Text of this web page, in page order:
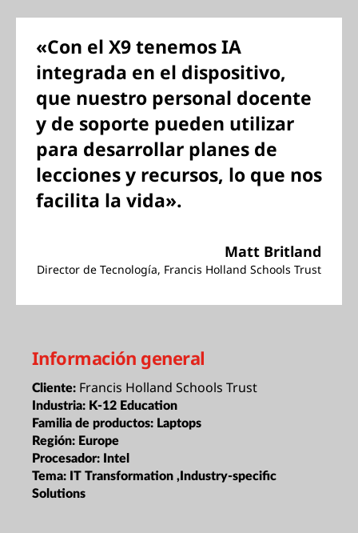
«Con el X9 tenemos IA
integrada en el dispositivo,
que nuestro personal docente
y de soporte pueden utilizar
para desarrollar planes de
lecciones y recursos, lo que nos
facilita la vida».
Matt Britland
Director de Tecnología, Francis Holland Schools Trust
Información general
Cliente: Francis Holland Schools Trust
Industria: K-12 Education
Familia de productos: Laptops
Región: Europe
Procesador: Intel
Tema: IT Transformation ,Industry-specific
Solutions